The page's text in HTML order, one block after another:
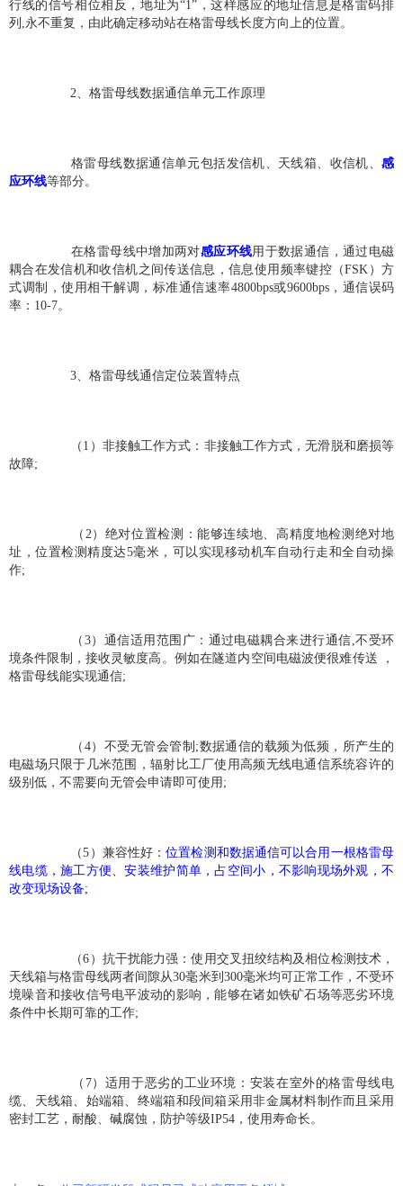
行线的信号相位相反，地址为“1”，这样感应的地址信息是格雷码排
列,永不重复，由此确定移动站在格雷母线长度方向上的位置。
2、格雷母线数据通信单元工作原理
格雷母线数据通信单元包括发信机、天线箱、收信机、感
应环线等部分。
在格雷母线中增加两对感应环线用于数据通信，通过电磁
耦合在发信机和收信机之间传送信息，信息使用频率键控（FSK）方
式调制，使用相干解调，标准通信速率4800bps或9600bps，通信误码
率：10-7。
3、格雷母线通信定位装置特点
（1）非接触工作方式：非接触工作方式，无滑脱和磨损等
故障;
（2）绝对位置检测：能够连续地、高精度地检测绝对地
址，位置检测精度达5毫米，可以实现移动机车自动行走和全自动操
作;
（3）通信适用范围广：通过电磁耦合来进行通信,不受环
境条件限制，接收灵敏度高。例如在隧道内空间电磁波便很难传送 ，
格雷母线能实现通信;
（4）不受无管会管制;数据通信的载频为低频，所产生的
电磁场只限于几米范围，辐射比工厂使用高频无线电通信系统容许的
级别低，不需要向无管会申请即可使用;
（5）兼容性好：位置检测和数据通信可以合用一根格雷母
线电缆，施工方便、安装维护简单，占空间小，不影响现场外观，不
改变现场设备;
（6）抗干扰能力强：使用交叉扭绞结构及相位检测技术，
天线箱与格雷母线两者间隙从30毫米到300毫米均可正常工作，不受环
境噪音和接收信号电平波动的影响，能够在诸如铁矿石场等恶劣环境
条件中长期可靠的工作;
（7）适用于恶劣的工业环境：安装在室外的格雷母线电
缆、天线箱、始端箱、终端箱和段间箱采用非金属材料制作而且采用
密封工艺，耐酸、碱腐蚀，防护等级IP54，使用寿命长。